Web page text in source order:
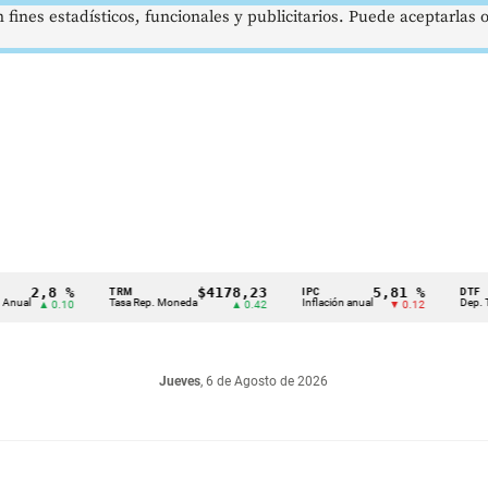
2,8 %
▲ 0.10 Tasa Rep. Moneda
$4178,23
▲ 0.42 Inflación anual
5,81 %
▼ 0.12 Dep.
Jueves, 6 de Agosto de 2026
estadísticos, funcionales y publicitarios. Puede aceptarlas